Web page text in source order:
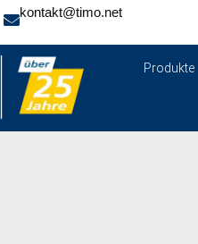
kontakt@timo.net
Produkte